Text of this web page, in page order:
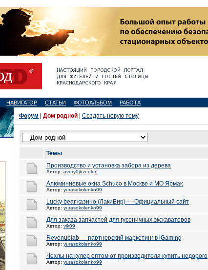
НАВИГАТОР СТАТЬИ ФОТОАЛЬБОМ РАБОТА
Форум Дом родной Создать новую тему
Темы
Производство и установка забора из дерева
Автор: avery0jbzedler
Алюминиевые окна Schuco в Москве и МО Ярмак
Автор: yurasokolenko99
Lucky bear казино (ЛакиБир) — Официальный сайт
Автор: yurasokolenko99
Для заказа запчастей для гусеничных экскаваторов
Автор: vik09
Revenuelab — партнерский маркетинг в iGaming
Автор: yurasokolenko99
Чехлы на кулер оптом от производителя купить недорого
Автор: yurasokolenko99